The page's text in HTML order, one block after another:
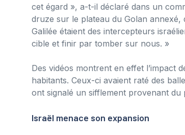
cet égard », a-t-il déclaré dans un
druze sur le plateau du Golan annexé,
Galilée étaient des intercepteurs
cible et finir par tomber sur nous. »
Des vidéos montrent en effet l’impact
habitants. Ceux-ci avaient raté des
ont signalé un sifflement provenant du
Israël menace son expansion